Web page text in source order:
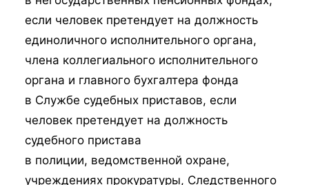
если человек претендует на должность
единоличного исполнительного органа,
члена коллегиального исполнительного
органа и главного бухгалтера фонда
в Службе судебных приставов, если
человек претендует на должность
судебного пристава
в полиции, ведомственной охране,
учреждениях прокуратуры, Следственного